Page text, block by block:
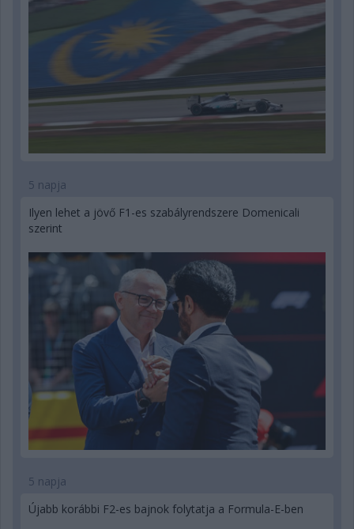
5 napja
Ilyen lehet a jövő F1-es szabályrendszere Domenicali
szerint
5 napja
Újabb korábbi F2-es bajnok folytatja a Formula-E-ben